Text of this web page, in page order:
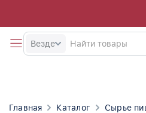
Везде
Главная Каталог
Сырье